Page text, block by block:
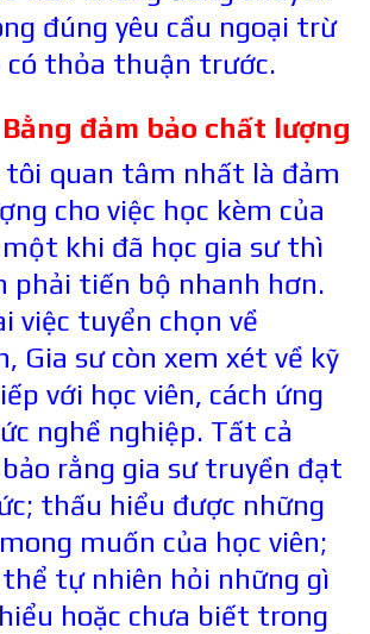
đúng yêu cầu ngoại trừ
thỏa thuận trước.
Bằng đảm bảo chất lượng
tôi quan tâm nhất là đảm
cho việc học kèm của
một khi đã học gia sư thì
phải tiến bộ nhanh hơn.
việc tuyển chọn về
Gia sư còn xem xét về kỹ
với học viên, cách ứng
nghề nghiệp. Tất cả
rằng gia sư truyền đạt
thấu hiểu được những
muốn của học viên;
thể tự nhiên hỏi những gì
hoặc chưa biết trong